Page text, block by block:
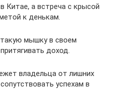
Китае, а встреча с крысой
к денькам.
мышку в своем
доход.
владельца от лишних
успехам в